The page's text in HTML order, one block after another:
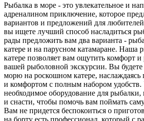
Рыбалка в море - это увлекательное и
адреналином приключение, которое
вариантов и предложений для любителей
вы ищете лучший способ насладиться
рады предложить вам два варианта -
катере и на парусном катамаране. Наша
катере позволяет вам ощутить комфорт
вашей рыболовной экскурсии. Вы будете
морю на роскошном катере,
и комфортом с полным набором удобств.
необходимое оборудование для рыбалки,
и снасти, чтобы помочь вам поймать
Вам не придется беспокоиться о
на борту есть профессионал, который с